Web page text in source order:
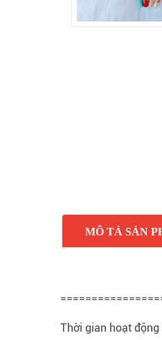
MÔ TẢ SẢN
Thời gian hoạt động